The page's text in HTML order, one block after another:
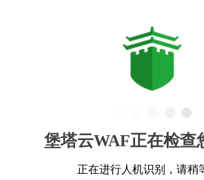
堡塔云WAF正在检查
正在进行人机识别，请稍